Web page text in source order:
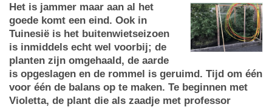
Het is jammer maar aan al het
goede komt een eind. Ook in
Tuinesië is het buitenwietseizoen
is inmiddels echt wel voorbij; de
planten zijn omgehaald, de aarde
is opgeslagen en de rommel is geruimd. Tijd om één
voor één de balans op te maken. Te beginnen met
Violetta, de plant die als zaadje met professor